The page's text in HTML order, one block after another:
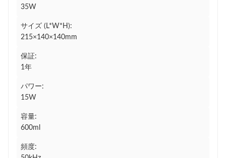
35W
サイズ (L*W*H):
215×140×140mm
保証:
1年
パワー:
15W
容量:
600ml
頻度: